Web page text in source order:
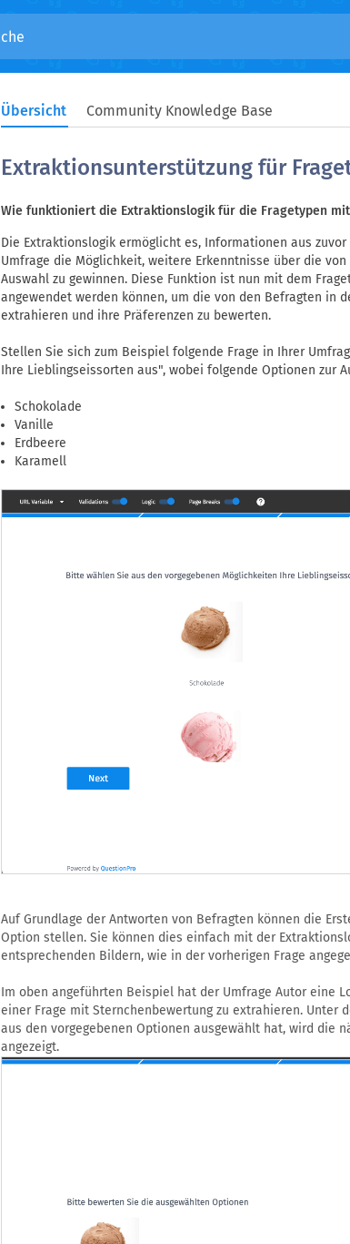
Übersicht Community Knowledge Base
Extraktionsunterstützung für
Wie funktioniert die Extraktionslogik für die Fragetypen
Die Extraktionslogik ermöglicht es, Informationen aus
Umfrage die Möglichkeit, weitere Erkenntnisse über die
Auswahl zu gewinnen. Diese Funktion ist nun mit dem
angewendet werden können, um die von den Befragten in
extrahieren und ihre Präferenzen zu bewerten.
Stellen Sie sich zum Beispiel folgende Frage in Ihrer
Ihre Lieblingseissorten aus", wobei folgende Optionen zur
Schokolade
Vanille
Erdbeere
Karamell
Auf Grundlage der Antworten von Befragten können die
Option stellen. Sie können dies einfach mit der
entsprechenden Bildern, wie in der vorherigen Frage
Im oben angeführten Beispiel hat der Umfrage Autor eine
einer Frage mit Sternchenbewertung zu extrahieren. Unter
aus den vorgegebenen Optionen ausgewählt hat, wird die
angezeigt.